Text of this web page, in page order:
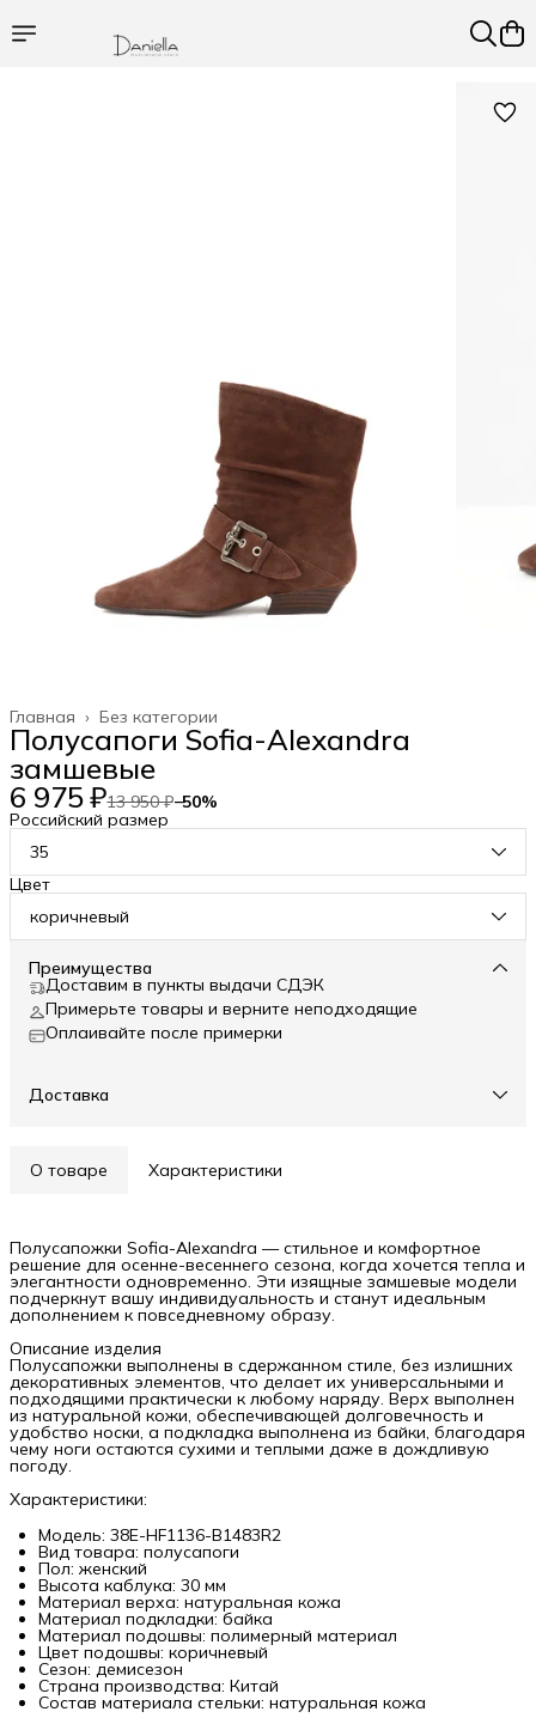
Без категории
Главная ›
Полусапоги Sofia-Alexandra
замшевые
6 975 ₽13 950 ₽−50%
Российский размер
35
Цвет
коричневый
Преимущества
Доставим в пункты выдачи СДЭК
Примерьте товары и верните неподходящие
Оплаивайте после примерки
Доставка
О товаре Характеристики
Полусапожки Sofia-Alexandra — стильное и комфортное
решение для осенне-весеннего сезона, когда хочется тепла и
элегантности одновременно. Эти изящные замшевые модели
подчеркнут вашу индивидуальность и станут идеальным
дополнением к повседневному образу.
Описание изделия
Полусапожки выполнены в сдержанном стиле, без излишних
декоративных элементов, что делает их универсальными и
подходящими практически к любому наряду. Верх выполнен
из натуральной кожи, обеспечивающей долговечность и
удобство носки, а подкладка выполнена из байки, благодаря
чему ноги остаются сухими и теплыми даже в дождливую
погоду.
Характеристики:
Модель: 38E-HF1136-B1483R2
Вид товара: полусапоги
Пол: женский
Высота каблука: 30 мм
Материал верха: натуральная кожа
Материал подкладки: байка
Материал подошвы: полимерный материал
Цвет подошвы: коричневый
Сезон: демисезон
Страна производства: Китай
Состав материала стельки: натуральная кожа